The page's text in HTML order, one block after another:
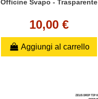
Officine Svapo - Trasparente
10,00 €
Aggiungi al carrello